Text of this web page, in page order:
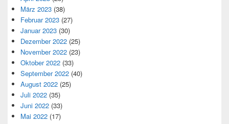
März 2023 (38)
Februar 2023 (27)
Januar 2023 (30)
Dezember 2022 (25)
November 2022 (23)
Oktober 2022 (33)
September 2022 (40)
August 2022 (25)
Juli 2022 (35)
Juni 2022 (33)
Mai 2022 (17)